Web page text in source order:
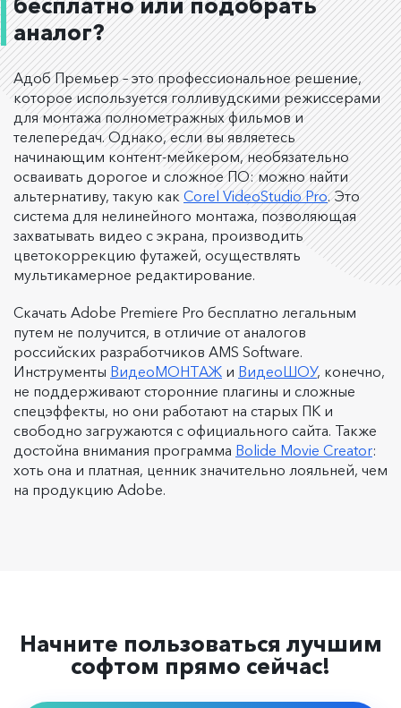
бесплатно или подобрать
аналог?
Адоб Премьер – это профессиональное решение,
которое используется голливудскими режиссерами
для монтажа полнометражных фильмов и
телепередач. Однако, если вы являетесь
начинающим контент-мейкером, необязательно
осваивать дорогое и сложное ПО: можно найти
альтернативу, такую как Corel VideoStudio Pro. Это
система для нелинейного монтажа, позволяющая
захватывать видео с экрана, производить
цветокоррекцию футажей, осуществлять
мультикамерное редактирование.
Скачать Adobe Premiere Pro бесплатно легальным
путем не получится, в отличие от аналогов
российских разработчиков AMS Software.
Инструменты ВидеоМОНТАЖ и ВидеоШОУ, конечно,
не поддерживают сторонние плагины и сложные
спецэффекты, но они работают на старых ПК и
свободно загружаются с официального сайта. Также
достойна внимания программа Bolide Movie Creator:
хоть она и платная, ценник значительно лояльней, чем
на продукцию Adobe.
Начните пользоваться лучшим
софтом прямо сейчас!